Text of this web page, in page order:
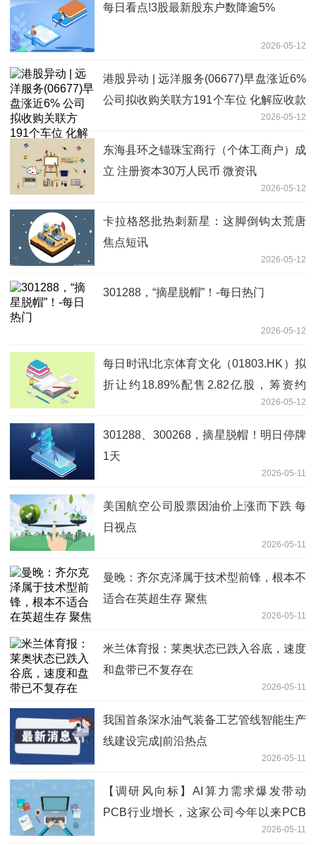
每日看点!3股最新股东户数降逾5%
2026-05-12
港股异动 | 远洋服务(06677)早盘涨近6%
公司拟收购关联方191个车位 化解应收款
2026-05-12
东海县环之锚珠宝商行（个体工商户）成
立 注册资本30万人民币 微资讯
2026-05-12
卡拉格怒批热刺新星：这脚倒钩太荒唐
焦点短讯
2026-05-12
301288，“摘星脱帽”！-每日热门
2026-05-12
每日时讯!北京体育文化（01803.HK）拟
折让约18.89%配售2.82亿股，筹资约
2026-05-12
301288、300268，摘星脱帽！明日停牌
1天
2026-05-11
美国航空公司股票因油价上涨而下跌 每
日视点
2026-05-11
曼晚：齐尔克泽属于技术型前锋，根本不
适合在英超生存 聚焦
2026-05-11
米兰体育报：莱奥状态已跌入谷底，速度
和盘带已不复存在
2026-05-11
我国首条深水油气装备工艺管线智能生产
线建设完成|前沿热点
2026-05-11
【调研风向标】AI算力需求爆发带动
PCB行业增长，这家公司今年以来PCB
2026-05-11